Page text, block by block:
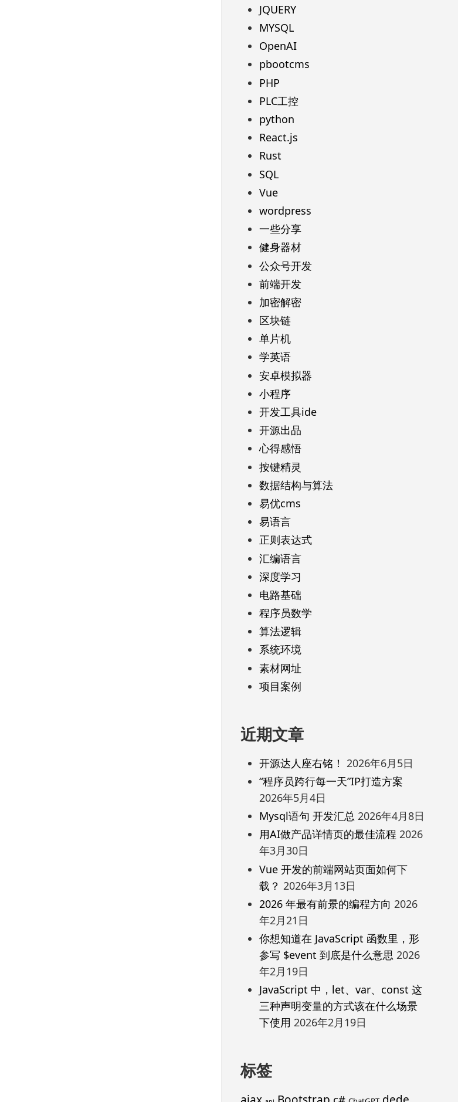
JQUERY
MYSQL
OpenAI
pbootcms
PHP
PLC工控
python
React.js
Rust
SQL
Vue
wordpress
一些分享
健身器材
公众号开发
前端开发
加密解密
区块链
单片机
学英语
安卓模拟器
小程序
开发工具ide
开源出品
心得感悟
按键精灵
数据结构与算法
易优cms
易语言
正则表达式
汇编语言
深度学习
电路基础
程序员数学
算法逻辑
系统环境
素材网址
项目案例
近期文章
开源达人座右铭！ 2026年6月5日
“程序员跨行每一天”IP打造方案
2026年5月4日
Mysql语句 开发汇总 2026年4月8日
用AI做产品详情页的最佳流程 2026
年3月30日
Vue 开发的前端网站页面如何下
载？ 2026年3月13日
2026 年最有前景的编程方向 2026
年2月21日
你想知道在 JavaScript 函数里，形
参写 $event 到底是什么意思 2026
年2月19日
JavaScript 中，let、var、const 这
三种声明变量的方式该在什么场景
下使用 2026年2月19日
标签